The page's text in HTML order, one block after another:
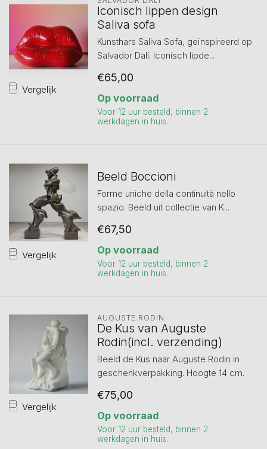
Vergelijk
Iconisch lippen design
Saliva sofa
Kunsthars Saliva Sofa, geïnspireerd op
Salvador Dalí. Iconisch lipde...
€65,00
Op voorraad
Voor 12 uur besteld, binnen 2
werkdagen in huis.
Vergelijk
Beeld Boccioni
Forme uniche della continuità nello
spazio. Beeld uit collectie van K...
€67,50
Op voorraad
Voor 12 uur besteld, binnen 2
werkdagen in huis.
Vergelijk
AUGUSTE RODIN
De Kus van Auguste
Rodin(incl. verzending)
Beeld de Kus naar Auguste Rodin in
geschenkverpakking. Hoogte 14 cm.
€75,00
Op voorraad
Voor 12 uur besteld, binnen 2
werkdagen in huis.